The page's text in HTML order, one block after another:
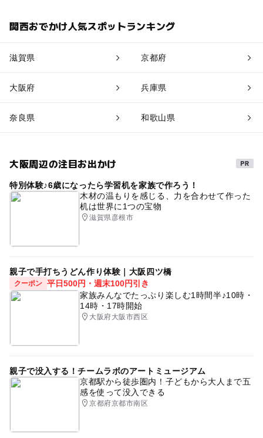
関西おでかけ人気スポットランキング
滋賀県 京都府
大阪府 兵庫県
奈良県 和歌山県
大阪周辺の注目お出かけ
特別体験♪6歳になったら学習机を家族で作ろう！
木材の温もりを感じる、力を合わせて作った
机は世界に1つの宝物
滋賀県彦根市
親子で手打ちうどん作り体験｜大阪四ツ橋
クーポン 平日500円・週末100円引き
家族みんなでたっぷり楽しむ1時間半♪10時・
14時・17時開始
大阪府大阪市西区
親子で没入する！チームラボのアートミュージアム
京都駅から徒歩圏内！子どもから大人まで五
感を使って没入できる
京都府京都市南区